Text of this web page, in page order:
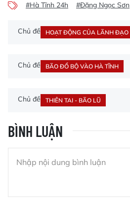
#Hà Tĩnh 24h #Đặng Ngọc Sơn
Chủ đề HOẠT ĐỘNG CỦA LÃNH ĐẠO
Chủ đề BÃO ĐỔ BỘ VÀO HÀ TĨNH
Chủ đề THIÊN TAI - BÃO LŨ
BÌNH LUẬN